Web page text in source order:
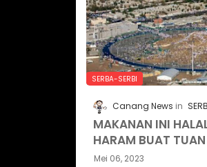
SERBA-SERBI
Canang News
MAKANAN INI
HARAM BUAT TUAN
Mei 06, 2023